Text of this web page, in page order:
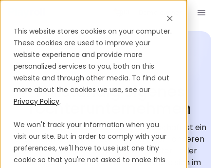
This website stores cookies on your computer.
These cookies are used to improve your
website experience and provide more
personalized services to you, both on this
website and through other media. To find out
more about the cookies we use, see our
Privacy Policy.
We won't track your information when you
visit our site. But in order to comply with your
preferences, we'll have to use just one tiny
cookie so that you're not asked to make this
EINSTELLUNGS-GLOSSAR
Vollständig Eigenes
Tochterunternehmen
Eine hundertprozentige Tochtergesellschaft ist ein
Unternehmen, das vollständig von einem anderen
Unternehmen, der sogenannten Mutter- oder
Holdinggesellschaft, kontrolliert wird und sich im